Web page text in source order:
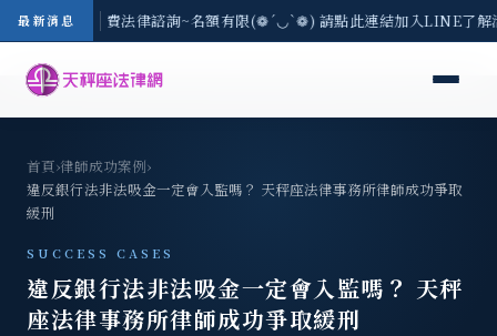
最新消息
一) 現場免費法律諮詢~名額有限(❁´◡`❁) 請點此連結加入LINE了解
首頁›律師成功案例›
違反銀行法非法吸金一定會入監嗎？ 天秤座法律事務所律師成功爭取
緩刑
SUCCESS CASES
違反銀行法非法吸金一定會入監嗎？ 天秤
座法律事務所律師成功爭取緩刑